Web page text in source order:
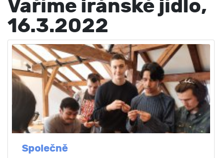
Vaříme iránské jídlo,
16.3.2022
Společně